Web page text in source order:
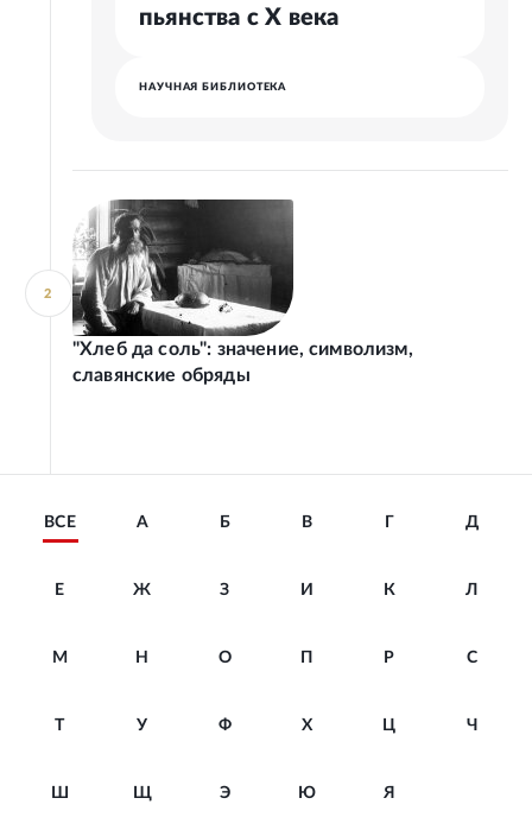
пьянства с X века
НАУЧНАЯ БИБЛИОТЕКА
2
"Хлеб да соль": значение, символизм,
славянские обряды
ВСЕ А Б В Г Д
Е Ж З И К Л
М Н О П Р С
Т У Ф Х Ц Ч
Ш Щ Э Ю Я